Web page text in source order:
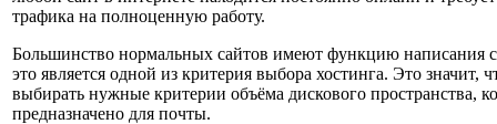
трафика на полноценную работу.
Большинство нормальных сайтов имеют функцию написания
это является одной из критерия выбора хостинга. Это значит,
выбирать нужные критерии объёма дискового пространства,
предназначено для почты.